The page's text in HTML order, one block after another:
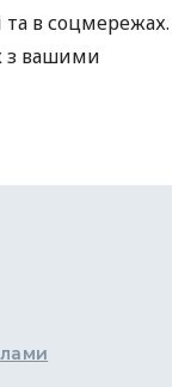
в соцмережах.
з вашими